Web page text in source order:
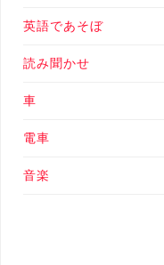
英語であそぼ
読み聞かせ
車
電車
音楽